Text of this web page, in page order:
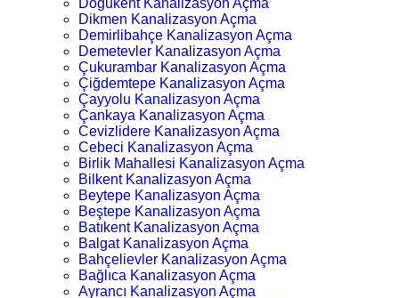
Doğukent Kanalizasyon Açma
Dikmen Kanalizasyon Açma
Demirlibahçe Kanalizasyon Açma
Demetevler Kanalizasyon Açma
Çukurambar Kanalizasyon Açma
Çiğdemtepe Kanalizasyon Açma
Çayyolu Kanalizasyon Açma
Çankaya Kanalizasyon Açma
Cevizlidere Kanalizasyon Açma
Cebeci Kanalizasyon Açma
Birlik Mahallesi Kanalizasyon Açma
Bilkent Kanalizasyon Açma
Beytepe Kanalizasyon Açma
Beştepe Kanalizasyon Açma
Batıkent Kanalizasyon Açma
Balgat Kanalizasyon Açma
Bahçelievler Kanalizasyon Açma
Bağlıca Kanalizasyon Açma
Ayrancı Kanalizasyon Açma